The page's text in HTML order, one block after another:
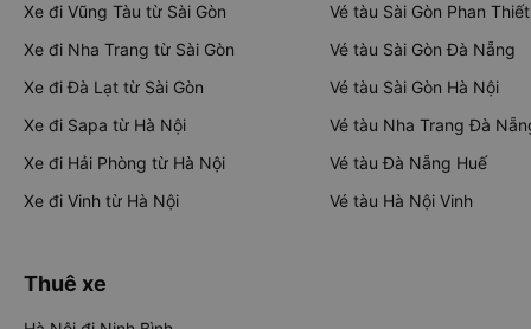
Xe đi Vũng Tàu từ Sài Gòn
Xe đi Nha Trang từ Sài Gòn
Xe đi Đà Lạt từ Sài Gòn
Xe đi Sapa từ Hà Nội
Xe đi Hải Phòng từ Hà Nội
Xe đi Vinh từ Hà Nội
Vé tàu Sài Gòn Phan Thiết
Vé tàu Sài Gòn Đà Nẵng
Vé tàu Sài Gòn Hà Nội
Vé tàu Nha Trang Đà
Vé tàu Đà Nẵng Huế
Vé tàu Hà Nội Vinh
Thuê xe